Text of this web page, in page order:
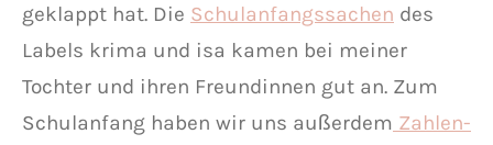
geklappt hat. Die Schulanfangssachen des
Labels krima und isa kamen bei meiner
Tochter und ihren Freundinnen gut an. Zum
Schulanfang haben wir uns außerdem Zahlen-